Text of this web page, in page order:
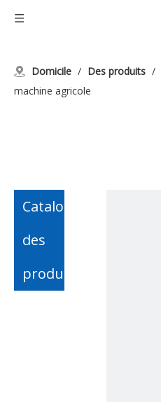
Domicile / Des produits /
machine agricole
Catalogue
des
produits